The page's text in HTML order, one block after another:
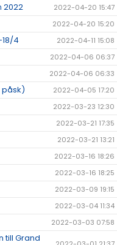
2022 2022-04-20 15:47
2022-04-20 15:20
4 2022-04-11 15:08
2022-04-06 06:37
2022-04-06 06:33
påsk) 2022-04-05 17:20
2022-03-23 12:30
2022-03-21 17:35
2022-03-21 13:21
2022-03-16 18:26
2022-03-16 18:25
2022-03-09 19:15
2022-03-04 11:34
2022-03-03 07:58
till Grand